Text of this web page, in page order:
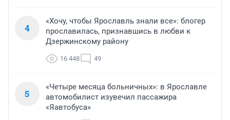
4
«Хочу, чтобы Ярославль знали все»: блогер
прославилась, признавшись в любви к
Дзержинскому району
16 448 49
5
«Четыре месяца больничных»: в Ярославле
автомобилист изувечил пассажира
«Яавтобуса»